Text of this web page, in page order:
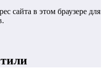
сайта в этом браузере для